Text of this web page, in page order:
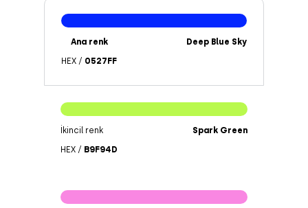
Ana renk
Deep Blue Sky
HEX / 0527FF
İkincil renk
Spark Green
HEX / B9F94D